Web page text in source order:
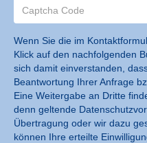
Wenn Sie die im
Klick auf den nachfolgenden
sich damit einverstanden,
Beantwortung Ihrer Anfrage
Eine Weitergabe an Dritte
denn geltende
Übertragung oder wir dazu
können Ihre erteilte